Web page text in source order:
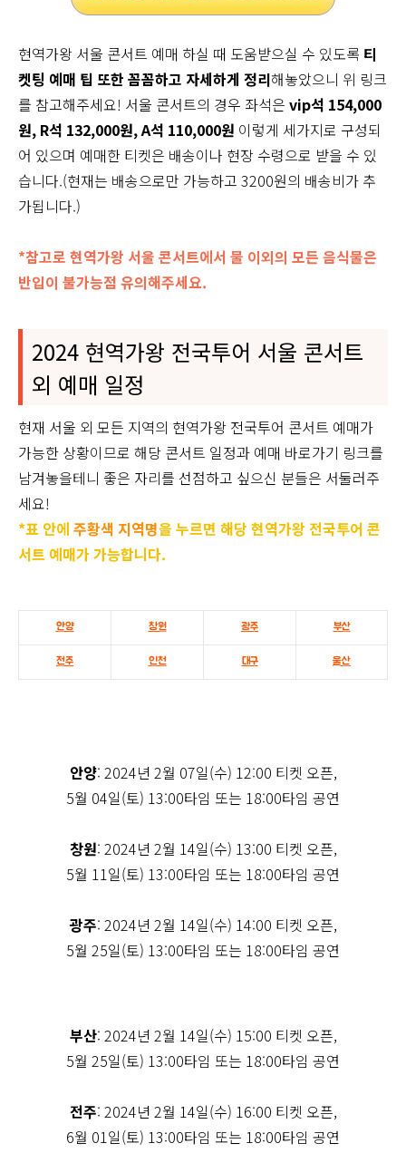
현역가왕 서울 콘서트 예매 하실 때 도움받으실 수 있도록 티
켓팅 예매 팁 또한 꼼꼼하고 자세하게 정리해놓았으니 위 링크
를 참고해주세요! 서울 콘서트의 경우 좌석은 vip석 154,000
원, R석 132,000원, A석 110,000원 이렇게 세가지로 구성되
어 있으며 예매한 티켓은 배송이나 현장 수령으로 받을 수 있
습니다.(현재는 배송으로만 가능하고 3200원의 배송비가 추
가됩니다.)
*참고로 현역가왕 서울 콘서트에서 물 이외의 모든 음식물은
반입이 불가능점 유의해주세요.
2024 현역가왕 전국투어 서울 콘서트
외 예매 일정
현재 서울 외 모든 지역의 현역가왕 전국투어 콘서트 예매가
가능한 상황이므로 해당 콘서트 일정과 예매 바로가기 링크를
남겨놓을테니 좋은 자리를 선점하고 싶으신 분들은 서둘러주
세요!
*표 안에 주황색 지역명을 누르면 해당 현역가왕 전국투어 콘
서트 예매가 가능합니다.
안양 창원 광주 부산
전주 인천 대구 울산
안양: 2024년 2월 07일(수) 12:00 티켓 오픈,
5월 04일(토) 13:00타임 또는 18:00타임 공연
창원: 2024년 2월 14일(수) 13:00 티켓 오픈,
5월 11일(토) 13:00타임 또는 18:00타임 공연
광주: 2024년 2월 14일(수) 14:00 티켓 오픈,
5월 25일(토) 13:00타임 또는 18:00타임 공연
부산: 2024년 2월 14일(수) 15:00 티켓 오픈,
5월 25일(토) 13:00타임 또는 18:00타임 공연
전주: 2024년 2월 14일(수) 16:00 티켓 오픈,
6월 01일(토) 13:00타임 또는 18:00타임 공연